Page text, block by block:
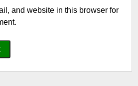
and website in this browser for